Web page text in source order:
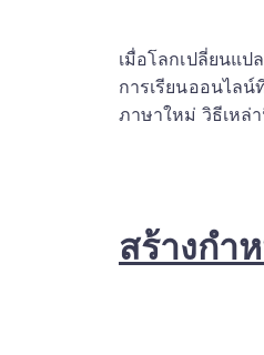
เมื่อโลกเปลี่ยนแป
การเรียนออนไลน์
ภาษาใหม่ วิธีเหล่
สร้างกำ